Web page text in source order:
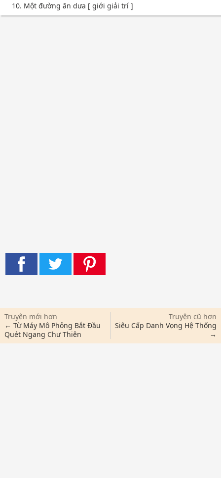
10. Một đường ăn dưa [ giới giải trí ]
Truyện mới hơn
← Từ Máy Mô Phỏng Bắt Đầu
Quét Ngang Chư Thiên
Truyện cũ hơn
Siêu Cấp Danh Vọng Hệ Thống
→